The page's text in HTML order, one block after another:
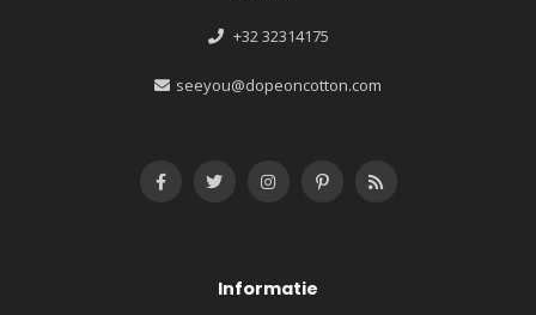
+32 32314175
seeyou@dopeoncotton.com
Informatie